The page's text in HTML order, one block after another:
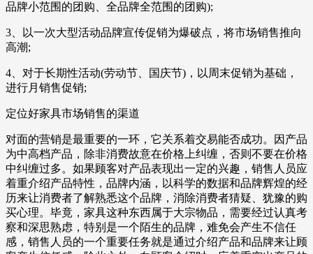
品牌小范围的团购、全品牌全范围的团购);
3、以一次大型活动品牌宣传促销为爆破点，将市场销售推向
高潮;
4、对于长期性活动(劳动节、国庆节)，以周末促销为基础，
进行月销售促销;
定位好家具市场销售的渠道
对面的营销是最重要的一环，它关系着交易能否成功。因产品
为中高档产品，除非消费故意在价格上纠缠，否则不要在价格
中纠缠过多。如果顾客对产品表现出一定的兴趣，销售人员应
着重介绍产品特性，品牌内涵，以科学的数据和品牌辉煌的经
历来让消费者了解熟悉这个品牌，消除消费者猜疑、犹豫的购
买心理。毕竟，家具这种东西属于大宗物品，需要经过认真考
察和深思熟虑，特别是一个陌生的品牌，难免会产生不信任
感，销售人员的一个重要任务就是通过介绍产品和品牌来让顾